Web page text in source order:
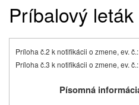
Príbalový leták
Príloha č.2 k notifikácii o zmene, ev.
Príloha č.3 k notifikácii o zmene, ev.
Písomná